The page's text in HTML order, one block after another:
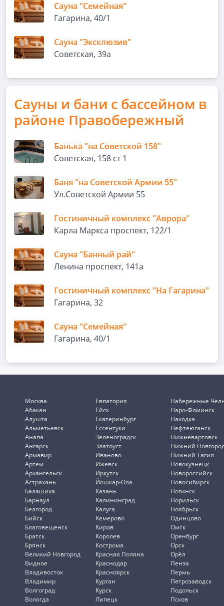
Сауна "Семейная"
Гагарина, 40/1
Сауна "Эксклюзив"
Советская, 39а
Сауны и бани с бассейном в
районе Правобережный
Банька "на Советской 158"
Советская, 158 ст 1
Баня "на Советской Армии 55"
Ул.Советской Армии 55
Гостиничный комплекс "Аврора"
Карла Маркса проспект, 122/1
Сауна "Банный рай"
Ленина проспект, 141а
Гостиничный комплекс "На Гагарина"
Гагарина, 32
Сауна "Семейная"
Гагарина, 40/1
Москва
Абакан
Алушта
Альметьевск
Анапа
Ангарск
Армавир
Артем
Архангельск
Астрахань
Балашиха
Барнаул
Белгород
Бийск
Благовещенск
Братск
Брянск
Великий Новгород
Видное
Владивосток
Владимир
Волгоград
Вологда
Евпатория
Ейск
Екатеринбург
Ессентуки
Зеленоградск
Златоуст
Иваново
Ижевск
Иркутск
Йошкар-Ола
Казань
Калининград
Калуга
Кемерово
Киров
Королев
Кострома
Красная Поляна
Краснодар
Красноярск
Курган
Курск
Липецк
Набережные
Наро-Фоминск
Находка
Нефтеюганск
Нижневартовск
Нижний
Нижний Тагил
Новокузнецк
Новороссийск
Новосибирск
Ногинск
Норильск
Ноябрьск
Одинцово
Омск
Оренбург
Орск
Орёл
Пенза
Пермь
Петрозаводск
Подольск
Псков